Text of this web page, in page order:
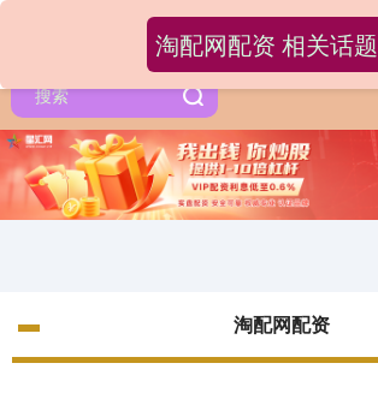
淘配网配资
淘配网配资 相关话题